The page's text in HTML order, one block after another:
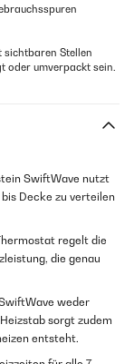
sichtbaren Stellen
oder umverpackt sein.
SwiftWave nutzt
Decke zu verteilen
regelt die
die genau
weder
sorgt zudem
entsteht.